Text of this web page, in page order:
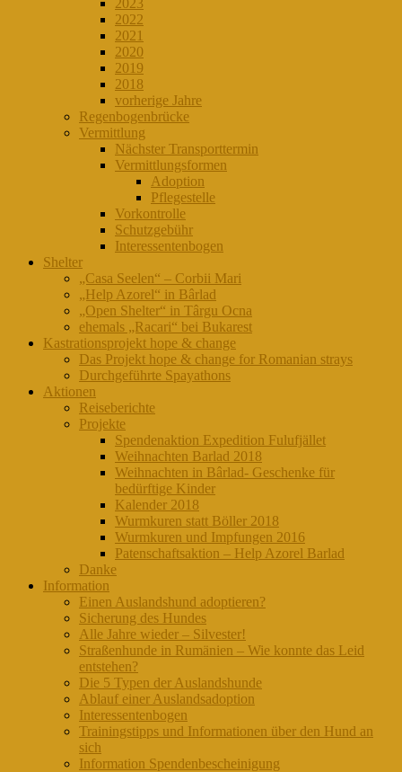
2023
2022
2021
2020
2019
2018
vorherige Jahre
Regenbogenbrücke
Vermittlung
Nächster Transporttermin
Vermittlungsformen
Adoption
Pflegestelle
Vorkontrolle
Schutzgebühr
Interessentenbogen
Shelter
„Casa Seelen“ – Corbii Mari
„Help Azorel“ in Bârlad
„Open Shelter“ in Târgu Ocna
ehemals „Racari“ bei Bukarest
Kastrationsprojekt hope & change
Das Projekt hope & change for Romanian strays
Durchgeführte Spayathons
Aktionen
Reiseberichte
Projekte
Spendenaktion Expedition Fulufjället
Weihnachten Barlad 2018
Weihnachten in Bârlad- Geschenke für
bedürftige Kinder
Kalender 2018
Wurmkuren statt Böller 2018
Wurmkuren und Impfungen 2016
Patenschaftsaktion – Help Azorel Barlad
Danke
Information
Einen Auslandshund adoptieren?
Sicherung des Hundes
Alle Jahre wieder – Silvester!
Straßenhunde in Rumänien – Wie konnte das Leid
entstehen?
Die 5 Typen der Auslandshunde
Ablauf einer Auslandsadoption
Interessentenbogen
Trainingstipps und Informationen über den Hund an
sich
Information Spendenbescheinigung